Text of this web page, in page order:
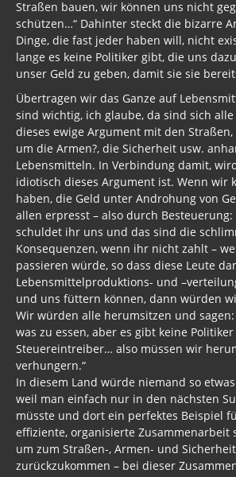
Straßen bauen, wir können uns nicht
schützen…“ Dahinter steckt die bizarre
Dinge, die fast jeder haben will, nicht
lange es keine Politiker gibt, die uns
unser Geld zu geben, damit sie sie
Übertragen wir das Ganze auf
sind wichtig, ich glaube, da sind sich
dieses ewige Argument mit den
um die Armen?, die Sicherheit usw.
Lebensmitteln. In Verbindung damit,
idiotisch dieses Argument ist. Wenn wir
haben, die Geld unter Androhung von
allen erpresst – also durch Besteuerung:
schuldet ihr uns und das sind die
Konsequenzen, wenn ihr nicht zahlt –
passieren würde, so dass diese Leute
Lebensmittelproduktions- und
und uns füttern können, dann würden
Wir würden alle herumsitzen und
was zu essen, aber es gibt keine
Steuereintreiber… also müssen wir
verhungern.“
In diesem Land würde niemand so
weil man einfach nur in den nächsten
müsste und dort ein perfektes Beispiel
effiziente, organisierte Zusammenarbeit
um zum Straßen-, Armen- und
zurückzukommen – bei dieser